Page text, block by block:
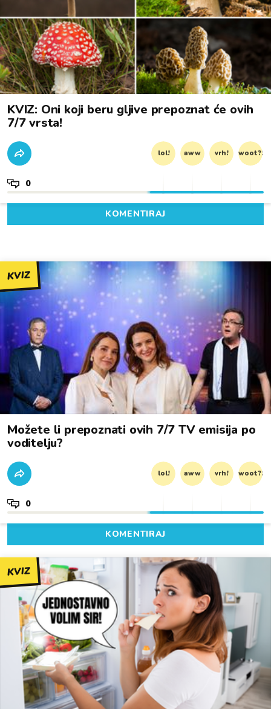
KVIZ: Oni koji beru gljive prepoznat će ovih
7/7 vrsta!
lol! aww vrh! woot?!
0
KOMENTIRAJ
KVIZ
Možete li prepoznati ovih 7/7 TV emisija po
voditelju?
lol! aww vrh! woot?!
0
KOMENTIRAJ
KVIZ